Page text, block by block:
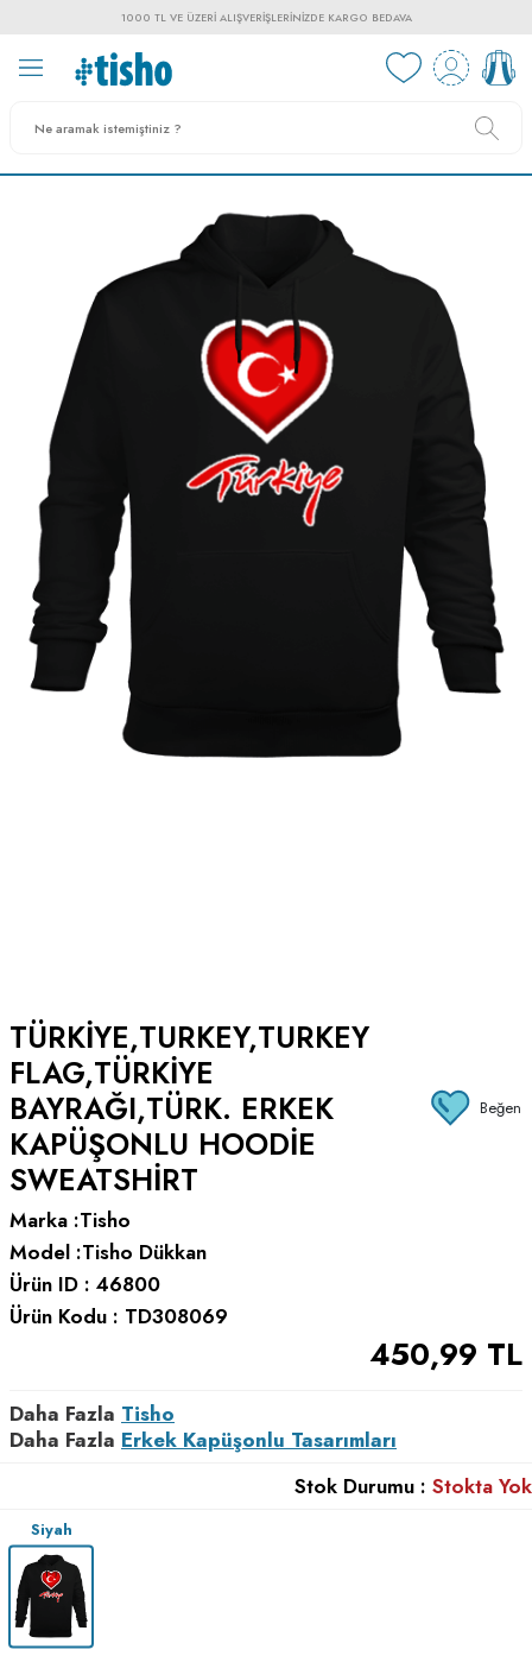
1000 TL VE ÜZERI ALIŞVERIŞLERINIZDE KARGO BEDAVA
TÜRKIYE,TURKEY,TURKEY
FLAG,TÜRKIYE
BAYRAĞI,TÜRK. ERKEK
KAPÜŞONLU HOODIE
SWEATSHIRT
Beğen
Marka :Tisho
Model :Tisho Dükkan
Ürün ID : 46800
Ürün Kodu : TD308069
450,99 TL
Daha Fazla Tisho
Daha Fazla Erkek Kapüşonlu Tasarımları
Stok Durumu : Stokta Yok
Siyah